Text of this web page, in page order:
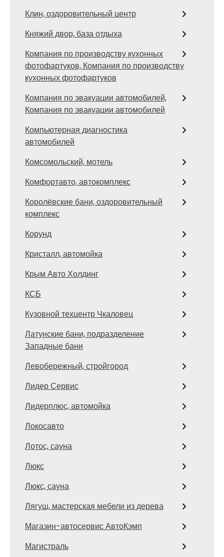
Клин, оздоровительный центр
Княжий двор, база отдыха
Компания по производству кухонных
фотофартуков, Компания по производству
кухонных фотофартуков
Компания по эвакуации автомобилей,
Компания по эвакуации автомобилей
Компьютерная диагностика
автомобилей
Комсомольский, мотель
Комфортавто, автокомплекс
Королёвские бани, оздоровительный
комплекс
Корунд
Кристалл, автомойка
Крым Авто Холдинг
КСБ
Кузовной техцентр Чкаловец
Латунские бани, подразделение
Западные бани
Левобережный, стройгород
Лидер Сервис
Лидерплюс, автомойка
Локосавто
Лотос, сауна
Люкс
Люкс, сауна
Лягуш, мастерская мебели из дерева
Магазин-автосервис АвтоКэмп
Магистраль